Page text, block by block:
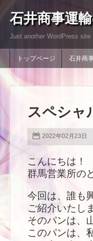
石井商事運
Just another WordPress site
トップページ 石井商
スペシャ
2022年02月23日
こんにちは！
群馬営業所の
今回は、誰も
ご紹介いたし
そのパンは、
このパンは、